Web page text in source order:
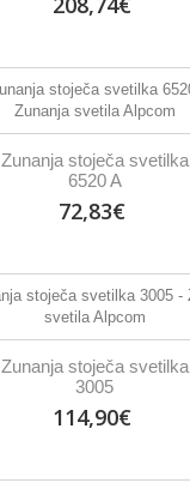
Zunanja stoječa svetilka
6520 A
72,83€
Zunanja stoječa svetilka
3005
114,90€